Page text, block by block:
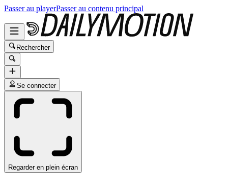
Passer au playerPasser au contenu principal
Rechercher
Se connecter
Regarder en plein écran